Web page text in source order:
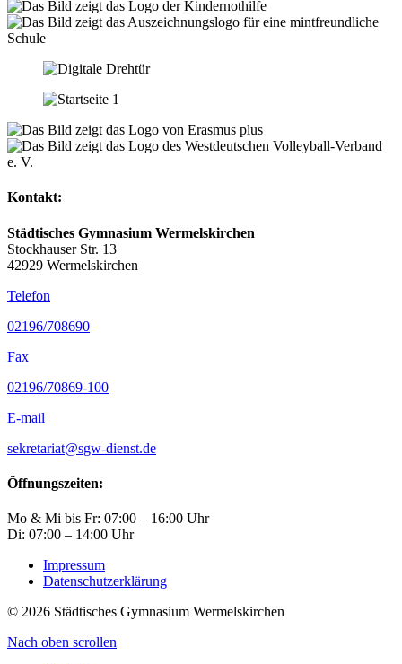
Kontakt:
Städtisches Gymnasium Wermelskirchen
Stockhauser Str. 13
42929 Wermelskirchen
Telefon
02196/708690
Fax
02196/70869-100
E-mail
sekretariat@sgw-dienst.de
Öffnungszeiten:
Mo & Mi bis Fr: 07:00 – 16:00 Uhr
Di: 07:00 – 14:00 Uhr
Impressum
Datenschutzerklärung
© 2026 Städtisches Gymnasium Wermelskirchen
Nach oben scrollen